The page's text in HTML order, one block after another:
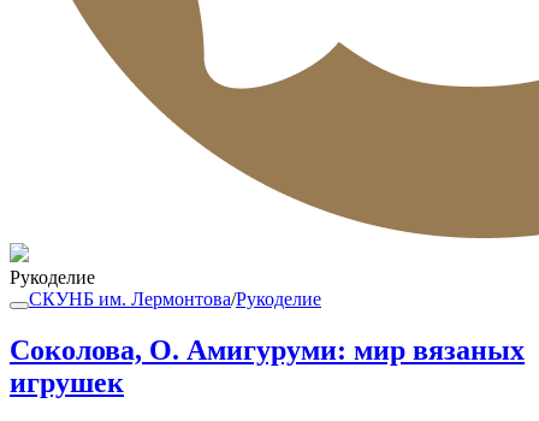
Рукоделие
СКУНБ им. Лермонтова/Рукоделие
Соколова, О. Амигуруми: мир вязаных
игрушек